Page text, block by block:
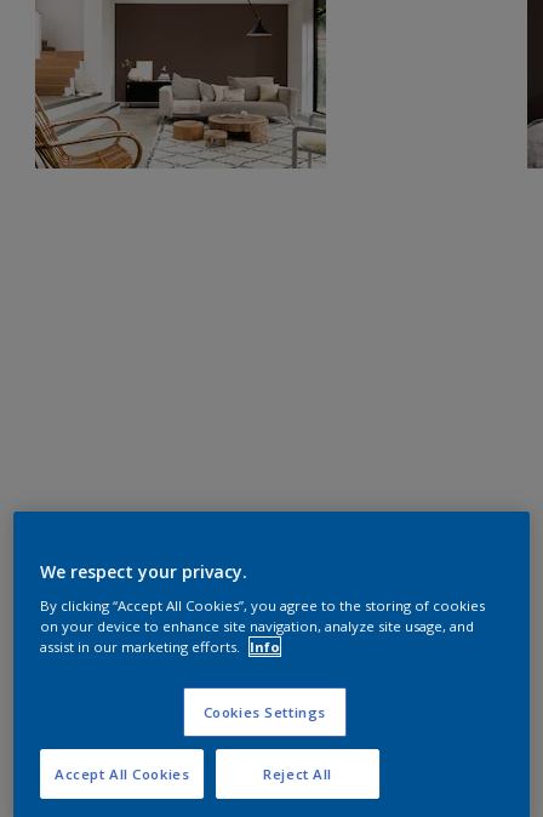
We respect your privacy.
By clicking “Accept All Cookies”, you agree to the storing of cookies
on your device to enhance site navigation, analyze site usage, and
assist in our marketing efforts.
Info
Cookies Settings
Reject All
Accept All Cookies